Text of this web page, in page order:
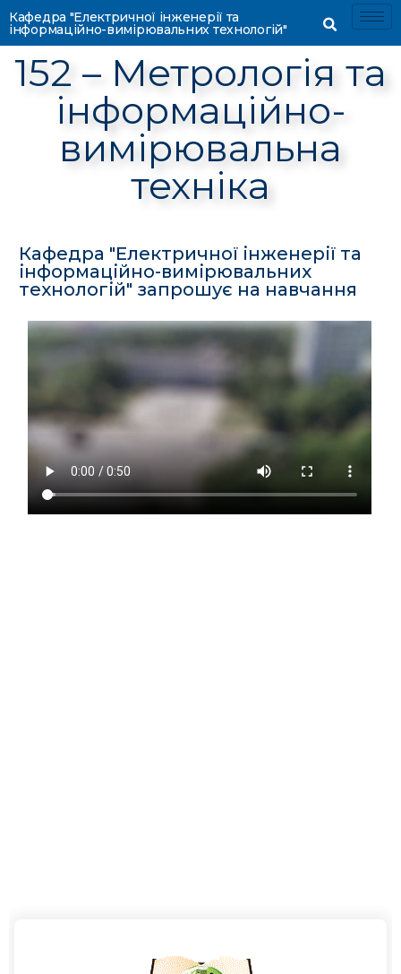
Кафедра "Електричної інженерії та
інформаційно-вимірювальних технологій"
152 – Метрологія та
інформаційно-
вимірювальна
техніка
Кафедра "Електричної інженерії та
інформаційно-вимірювальних
технологій" запрошує на навчання